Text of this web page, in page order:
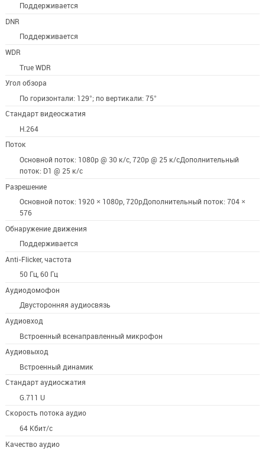
Поддерживается
DNR
Поддерживается
WDR
True WDR
Угол обзора
По горизонтали: 129°; по вертикали: 75°
Стандарт видеосжатия
H.264
Поток
Основной поток: 1080p @ 30 к/с, 720p @ 25 к/сДополнительный
поток: D1 @ 25 к/с
Разрешение
Основной поток: 1920 × 1080p, 720pДополнительный поток: 704 ×
576
Обнаружение движения
Поддерживается
Anti-Flicker, частота
50 Гц, 60 Гц
Аудиодомофон
Двусторонняя аудиосвязь
Аудиовход
Встроенный всенаправленный микрофон
Аудиовыход
Встроенный динамик
Стандарт аудиосжатия
G.711 U
Скорость потока аудио
64 Кбит/с
Качество аудио